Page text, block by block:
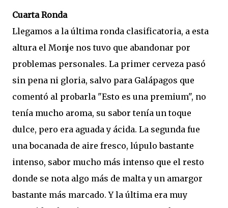
Cuarta Ronda
Llegamos a la última ronda clasificatoria, a esta
altura el Monje nos tuvo que abandonar por
problemas personales. La primer cerveza pasó
sin pena ni gloria, salvo para Galápagos que
comentó al probarla "Esto es una premium", no
tenía mucho aroma, su sabor tenía un toque
dulce, pero era aguada y ácida. La segunda fue
una bocanada de aire fresco, lúpulo bastante
intenso, sabor mucho más intenso que el resto
donde se nota algo más de malta y un amargor
bastante más marcado. Y la última era muy